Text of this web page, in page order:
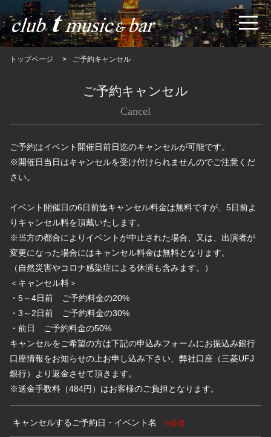
トップページ ご予約キャンセル
ご予約キャンセル
Cancel
ご予約はイベント開催日前日迄のキャンセルが可能です。
※開催日当日はキャンセルを受け付けられませんのでご注意くだ
さい。
イベント開催日の6日前迄キャンセル料金は無料ですが、5日前よ
りキャンセル料を頂戴いたします。
※当方の都合によりイベントが中止された場合、又は、出演者が
変更になった場合にはキャンセル料金は無料となります。
（自然災害やコロナ感染症による休演も含みます。）
＜キャンセル料＞
・5～4日前 ご予約料金の20%
・3～2日前 ご予約料金の30%
・前日 ご予約料金の50%
キャンセルをご希望の方は下記の申込みフォームにお振込み銀行
口座情報をお知らせの上お申し込み下さい、弊社口座（三菱UFJ
銀行）より返金させて頂きます。
※送金手数料（484円）はお客様のご負担となります。
キャンセルするご予約日・イベント名 ※必須